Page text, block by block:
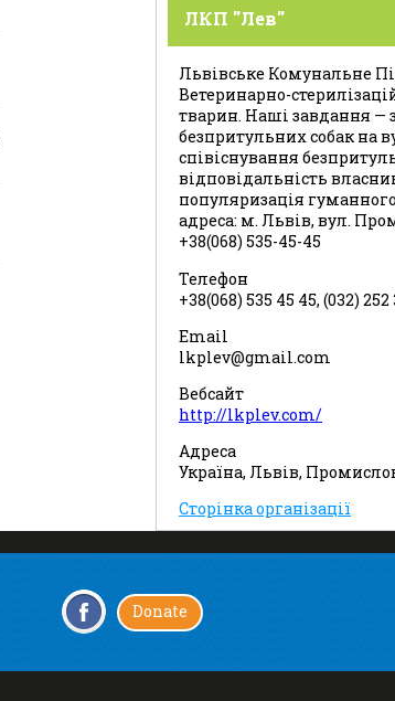
ЛКП "Лев"
Львівське Комунальне
Ветеринарно-
тварин. Наші завдання —
безпритульних собак на
співіснування
відповідальність
популяризація
адреса: м. Львів, вул.
+38(068) 535-45-45
Телефон
+38(068) 535 45 45, (032) 252
Email
lkplev@gmail.com
Вебсайт
http://lkplev.com/
Адреса
Україна, Львів,
Сторінка організації
Donate